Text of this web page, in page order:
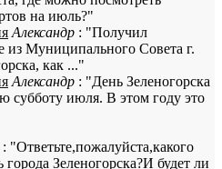
на июль?"
Александр : "Получил
из Муниципального Совета г.
как ..."
Александр : "День Зеленогорска
субботу июля. В этом году это
: "Ответьте,пожалуйста,какого
Зеленогорска?И будет ли